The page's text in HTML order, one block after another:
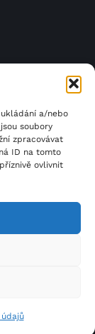
a/nebo
soubory
zpracovávat
ID na tomto
ovlivnit